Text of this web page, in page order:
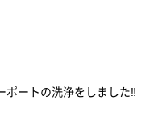
ポートの洗浄をしました‼